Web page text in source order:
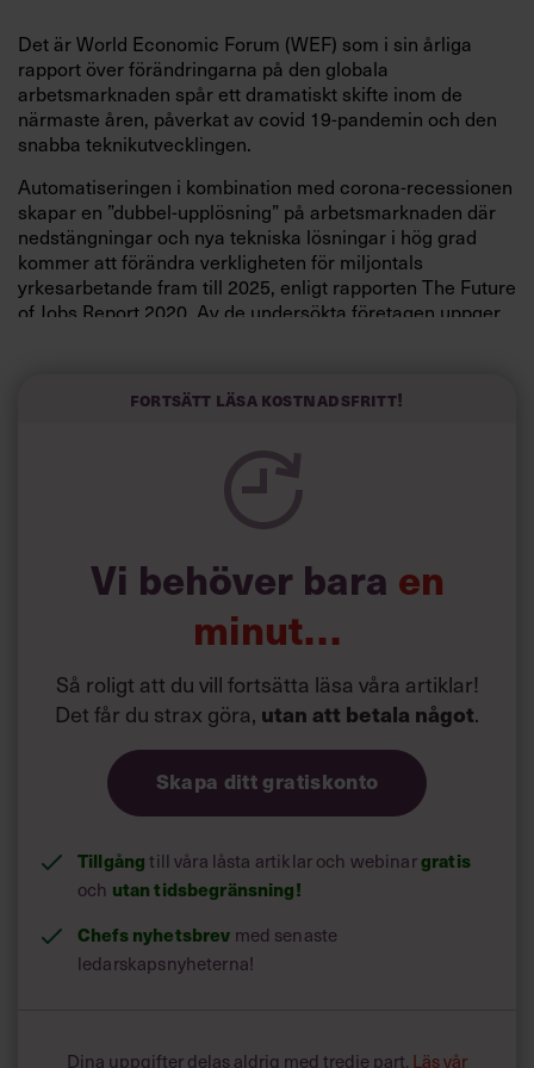
Det är World Economic Forum (WEF) som i sin årliga
rapport över förändringarna på den globala
arbetsmarknaden spår ett dramatiskt skifte inom de
närmaste åren, påverkat av covid 19-pandemin och den
snabba teknikutvecklingen.
Automatiseringen i kombination med corona-recessionen
skapar en ”dubbel-upplösning” på arbetsmarknaden där
nedstängningar och nya tekniska lösningar i hög grad
kommer att förändra verkligheten för miljontals
yrkesarbetande fram till 2025, enligt rapporten The Future
of Jobs Report 2020. Av de undersökta företagen uppger
grad förlita sig på konsulter, medan 34 procent föreställer
sig en växande personalstyrka.
Här är listorna på de hetaste framtidsjobben, och yrkena
med sämst chans till överlevnad.
YRKENA DÄR EFTERFRÅGAN ÖKAR
SNABBAST
2. AI- och maskininlärningsspecialister
4. Specialister inom digital marknadsföring och -strategi
6. Affärsutvecklare
8. Analytiker inom informationssäkerhet
Fortsätt läsa kostnadsfritt!
Vi behöver bara en
minut…
Så roligt att du vill fortsätta läsa våra artiklar!
Det får du strax göra, utan att betala något.
Skapa ditt gratiskonto
Tillgångtill våra låsta artiklar och webinargratis
och utan tidsbegränsning!
Chefs nyhetsbrev med senaste
ledarskapsnyheterna!
Dina uppgifter delas aldrig med tredje part. Läs vår